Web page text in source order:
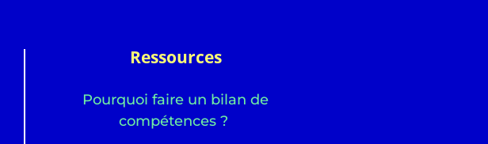
Ressources
Pourquoi faire un bilan de
compétences ?